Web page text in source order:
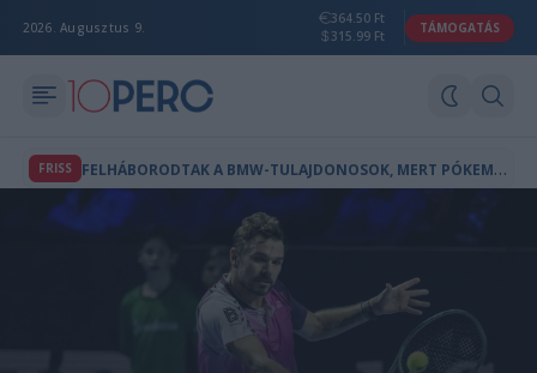
2026. Augusztus 9.
364.50 Ft
315.99 Ft
TÁMOGATÁS
FRISS F
ELHÁBORODTAK A BMW-TULAJDONOSOK, MERT PÓKEMBER-REKLÁM JELENT MEG AZ AUTÓIK FEDÉLZETI KÉPERNYŐJÉN